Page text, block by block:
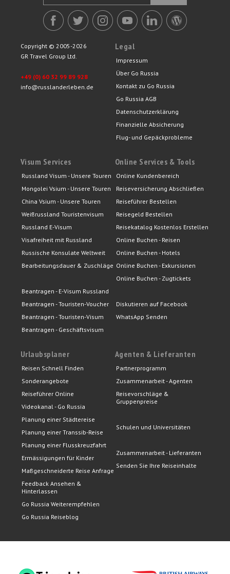
Copyright © 2005-2026
GR Travel Group Ltd.
+49 (0) 60 32 99 89 928
info@russlanderleben.de
Legal
Impressum
Über Go Russia
Kontakt zu Go Russia
Go Russia AGB
Datenschutzerklärung
Finanzielle Absicherung
Flug- und Gepäckprobleme
Visum Services
Russland Visum - Unsere Touren
Mongolei Vsium - Unsere Touren
China Vsium - Unsere Touren
Weißrussland Touristenvisum
Russland E-Visum
Visafreiheit mit Russland
Russische Konsulate Weltweit
Bearbeitungsdauer & Zuschläge
Beantragen - E-Visum Russland
Beantragen - Touristen-Voucher
Beantragen - Touristen-Visum
Beantragen - Geschäftsvisum
Online Services & Tools
Online Kundenbereich
Reiseversicherung Abschließen
Reiseführer Bestellen
Reisegeld Bestellen
Reisekatalog Kostenlos Erstellen
Online Buchen - Reisen
Online Buchen - Hotels
Online Buchen - Exkursionen
Online Buchen - Zugtickets
Diskutieren auf Facebook
WhatsApp Senden
Urlaubsplaner
Reisen Schnell Finden
Sonderangebote
Reiseführer Online
Videokanal - Go Russia
Planung einer Städtereise
Planung einer Transsib-Reise
Planung einer Flusskreuzfahrt
Ermässigungen für Kinder
Maßgeschneiderte Reise Anfrage
Feedback Ansehen &
Hinterlassen
Go Russia Weiterempfehlen
Go Russia Reiseblog
Agenten & Lieferanten
Partnerprogramm
Zusammenarbeit - Agenten
Reisevorschläge &
Gruppenpreise
Schulen und Universitäten
Zusammenarbeit - Lieferanten
Senden Sie Ihre Reiseinhalte